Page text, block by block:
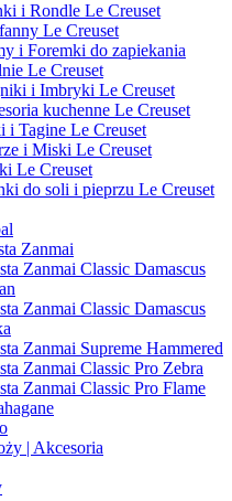
i Rondle Le Creuset
Le Creuset
i Foremki do zapiekania
Le Creuset
i Imbryki Le Creuset
kuchenne Le Creuset
i Tagine Le Creuset
i Miski Le Creuset
Le Creuset
do soli i pieprzu Le Creuset
Zanmai
Zanmai Classic Damascus
Zanmai Classic Damascus
Zanmai Supreme Hammered
Zanmai Classic Pro Zebra
Zanmai Classic Pro Flame
| Akcesoria